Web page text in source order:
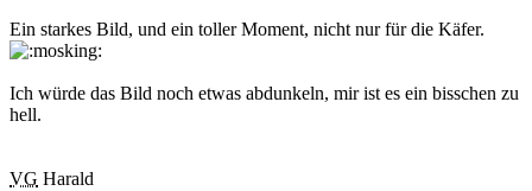
Ein starkes Bild, und ein toller Moment, nicht nur für die Käfer.
Ich würde das Bild noch etwas abdunkeln, mir ist es ein bisschen zu
hell.
VG Harald